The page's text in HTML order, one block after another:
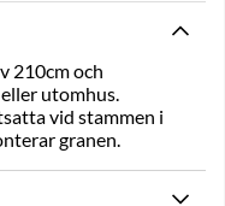
210cm och
utomhus.
vid stammen i
granen.